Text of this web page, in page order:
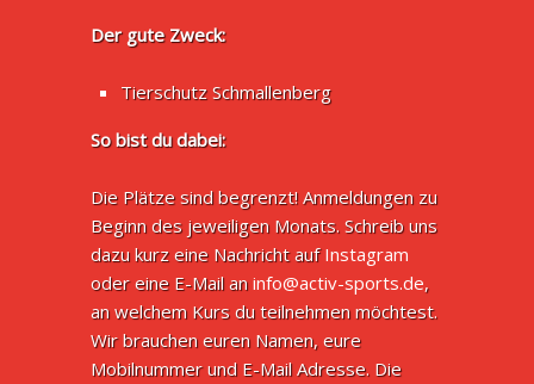
Der gute Zweck:
Tierschutz Schmallenberg
So bist du dabei:
Die Plätze sind begrenzt! Anmeldungen zu
Beginn des jeweiligen Monats. Schreib uns
dazu kurz eine Nachricht aufInstagram
oder eine E-Mail aninfo@activ-sports.de,
an welchem Kurs du teilnehmen möchtest.
Wir brauchen euren Namen, eure
Mobilnummer und E-Mail Adresse. Die